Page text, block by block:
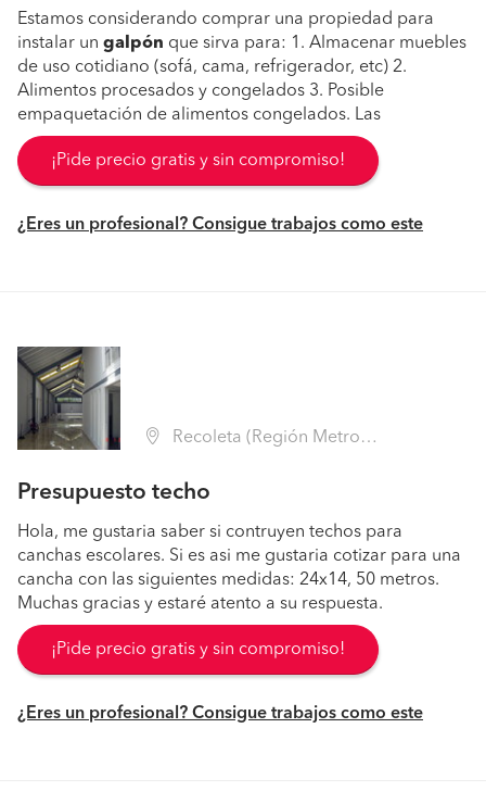
Estamos considerando comprar una propiedad para
instalar un galpón que sirva para: 1. Almacenar muebles
de uso cotidiano (sofá, cama, refrigerador, etc) 2.
Alimentos procesados y congelados 3. Posible
empaquetación de alimentos congelados. Las
¡Pide precio gratis y sin compromiso!
¿Eres un profesional? Consigue trabajos como este
Recoleta (Región Metropolitana - Santiago)
Presupuesto techo
Hola, me gustaria saber si contruyen techos para
canchas escolares. Si es asi me gustaria cotizar para una
cancha con las siguientes medidas: 24x14, 50 metros.
Muchas gracias y estaré atento a su respuesta.
¡Pide precio gratis y sin compromiso!
¿Eres un profesional? Consigue trabajos como este